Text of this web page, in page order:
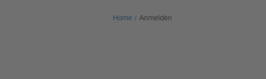
Home Anmelden